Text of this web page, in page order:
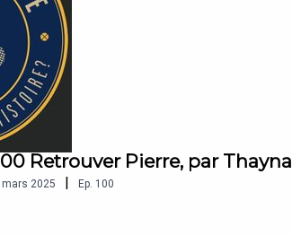
Retrouver Pierre, par Thayna
2025 | Ep. 100